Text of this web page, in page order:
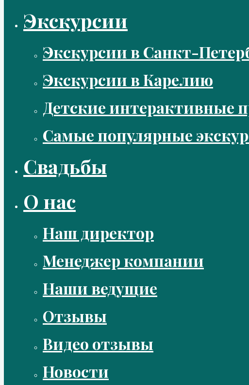
Экскурсии
Экскурсии в Санкт-
Экскурсии в Карелию
Детские интерактивные
Самые популярные
Свадьбы
О нас
Наш директор
Менеджер компании
Наши ведущие
Отзывы
Видео отзывы
Новости